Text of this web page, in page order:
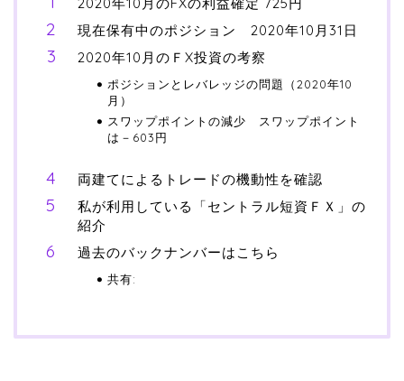
現在保有中のポジション 2020年10月31日
2020年10月のＦX投資の考察
ポジションとレバレッジの問題（2020年10
月）
スワップポイントの減少 スワップポイント
は－603円
両建てによるトレードの機動性を確認
私が利用している「セントラル短資ＦＸ」の
紹介
過去のバックナンバーはこちら
共有: